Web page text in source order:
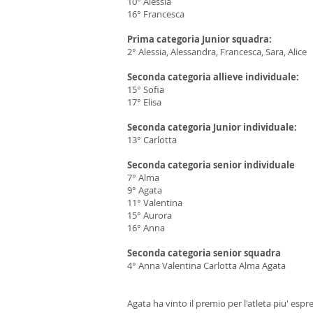
16° Francesca
Prima categoria Junior squadra:
2° Alessia, Alessandra, Francesca, Sara, Alice
Seconda categoria allieve individuale:
15° Sofia
17° Elisa
Seconda categoria Junior individuale:
13° Carlotta
Seconda categoria senior individuale
7° Alma
9° Agata
11° Valentina
15° Aurora
16° Anna
Seconda categoria senior squadra
4° Anna Valentina Carlotta Alma Agata
Agata ha vinto il premio per l'atleta piu'